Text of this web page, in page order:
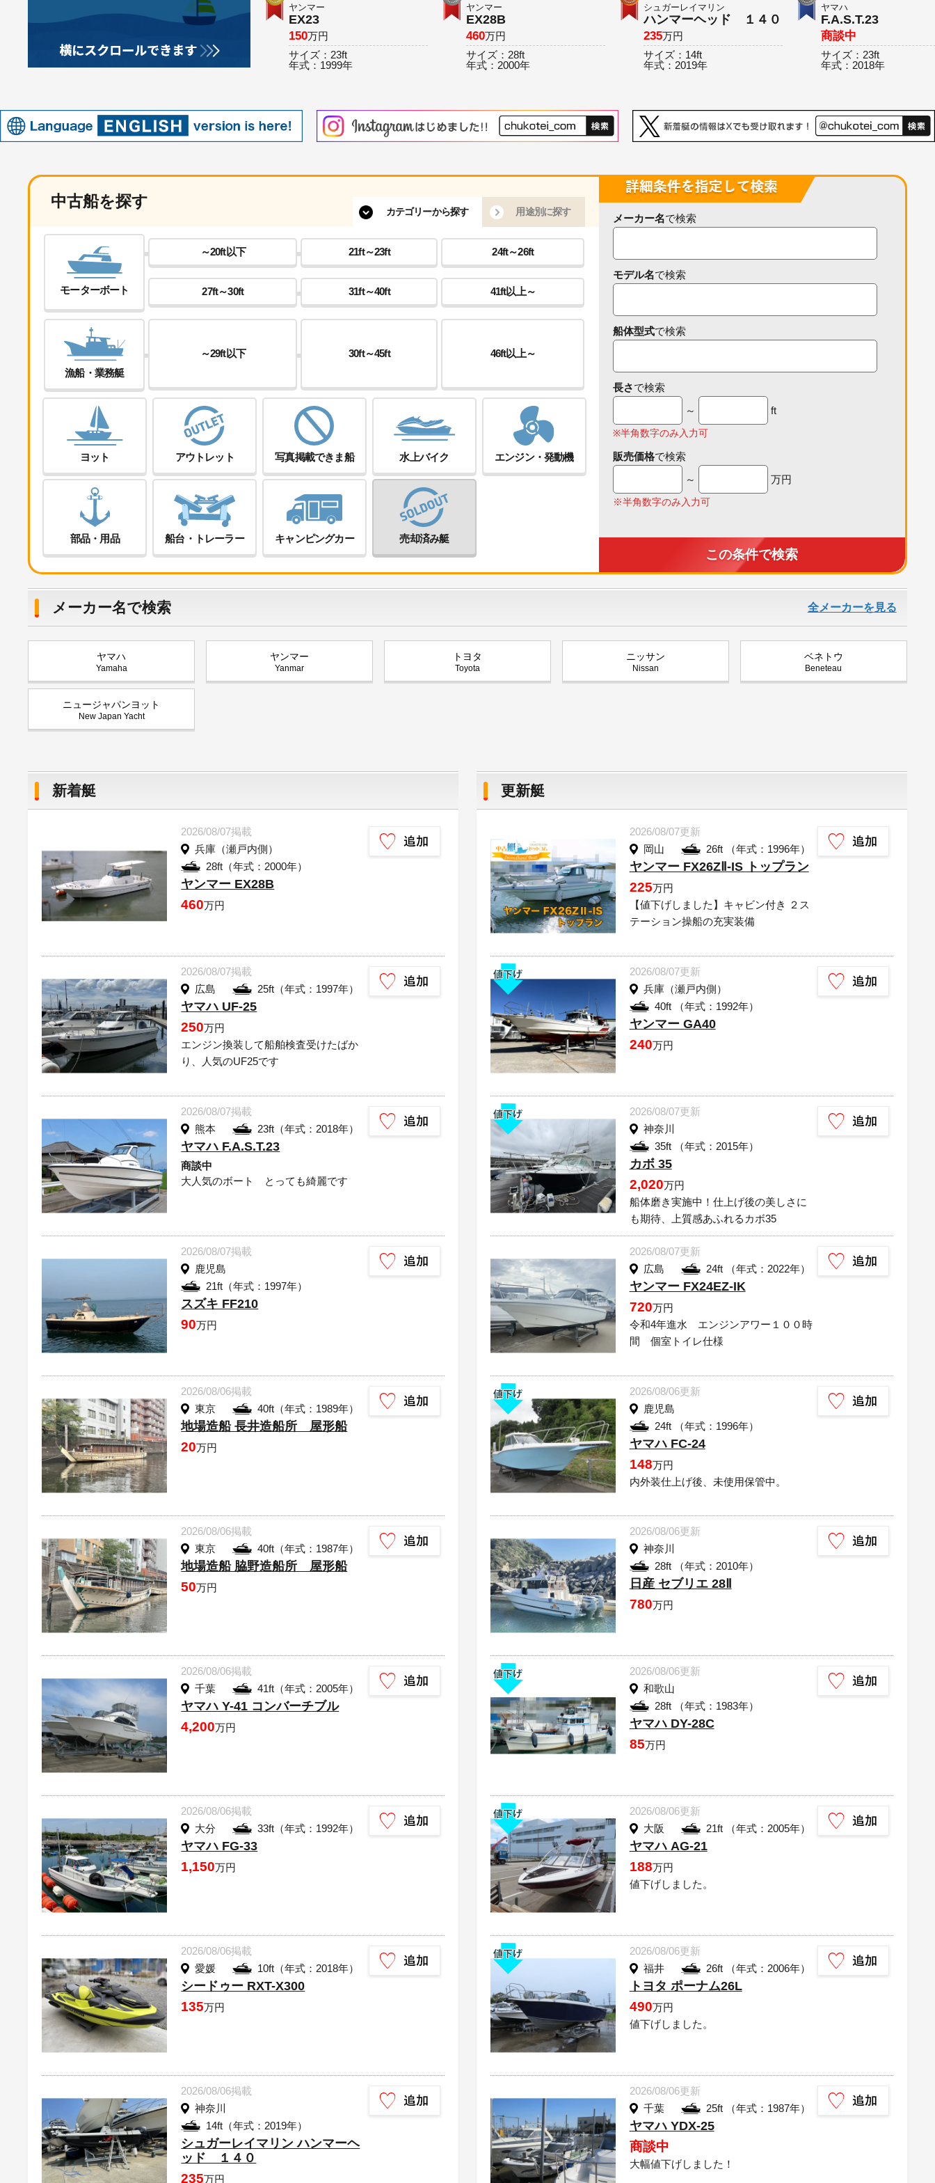
ヤンマー
EX23
150万円
サイズ： 23ft
年式： 1999年
ヤンマー
EX28B
460万円
サイズ： 28ft
年式： 2000年
シュガーレイマリン
ハンマーヘッド １４０
235万円
サイズ： 14ft
年式： 2019年
ヤマハ
F.A.S.T.23
商談中
サイズ： 23ft
年式： 2018年
中古船を探す
カテゴリーから探す 用途別に探す
モーターボート
～20ft以下 21ft～23ft 24ft～26ft
27ft～30ft 31ft～40ft 41ft以上～
漁船・業務艇
～29ft以下 30ft～45ft 46ft以上～
ヨット アウトレット 写真掲載できま船 水上バイク エンジン・発動機
部品・用品 船台・トレーラー キャンピングカー 売却済み艇
メーカー名で検索
モデル名で検索
船体型式で検索
長さで検索
～
ft
※半角数字のみ入力可
販売価格で検索
～
万円
※半角数字のみ入力可
この条件で検索
メーカー名で検索 全メーカーを見る
ヤマハ
Yamaha
ヤンマー
Yanmar
トヨタ
Toyota
ニッサン
Nissan
ベネトウ
Beneteau
ニュージャパンヨット
New Japan Yacht
新着艇
2026/08/07掲載
兵庫（瀬戸内側）
28ft（年式：2000年）
ヤンマー EX28B
460万円
2026/08/07掲載
広島
25ft（年式：1997年）
ヤマハ UF-25
250万円
エンジン換装して船舶検査受けたばか
り、人気のUF25です
2026/08/07掲載
熊本
23ft（年式：2018年）
ヤマハ F.A.S.T.23
商談中
大人気のボート とっても綺麗です
2026/08/07掲載
鹿児島
21ft（年式：1997年）
スズキ FF210
90万円
2026/08/06掲載
東京
40ft（年式：1989年）
地場造船 長井造船所 屋形船
20万円
2026/08/06掲載
東京
40ft（年式：1987年）
地場造船 脇野造船所 屋形船
50万円
2026/08/06掲載
千葉
41ft（年式：2005年）
ヤマハ Y-41 コンバーチブル
4,200万円
2026/08/06掲載
大分
33ft（年式：1992年）
ヤマハ FG-33
1,150万円
2026/08/06掲載
愛媛
10ft（年式：2018年）
シードゥー RXT-X300
135万円
2026/08/06掲載
神奈川
14ft（年式：2019年）
シュガーレイマリン ハンマーヘ
ッド １４０
235万円
更新艇
2026/08/07更新
岡山
26ft （年式：1996年）
ヤンマー FX26ZⅡ-IS トップラン
225万円
【値下げしました】キャビン付き ２ス
テーション操船の充実装備
2026/08/07更新
兵庫（瀬戸内側）
40ft （年式：1992年）
ヤンマー GA40
240万円
2026/08/07更新
神奈川
35ft （年式：2015年）
カボ 35
2,020万円
船体磨き実施中！仕上げ後の美しさに
も期待、上質感あふれるカボ35
2026/08/07更新
広島
24ft （年式：2022年）
ヤンマー FX24EZ-IK
720万円
令和4年進水 エンジンアワー１００時
間 個室トイレ仕様
2026/08/06更新
鹿児島
24ft （年式：1996年）
ヤマハ FC-24
148万円
内外装仕上げ後、未使用保管中。
2026/08/06更新
神奈川
28ft （年式：2010年）
日産 セブリエ 28Ⅱ
780万円
2026/08/06更新
和歌山
28ft （年式：1983年）
ヤマハ DY-28C
85万円
2026/08/06更新
大阪
21ft （年式：2005年）
ヤマハ AG-21
188万円
値下げしました。
2026/08/06更新
福井
26ft （年式：2006年）
トヨタ ポーナム26L
490万円
値下げしました。
2026/08/06更新
千葉
25ft （年式：1987年）
ヤマハ YDX-25
商談中
大幅値下げしました！